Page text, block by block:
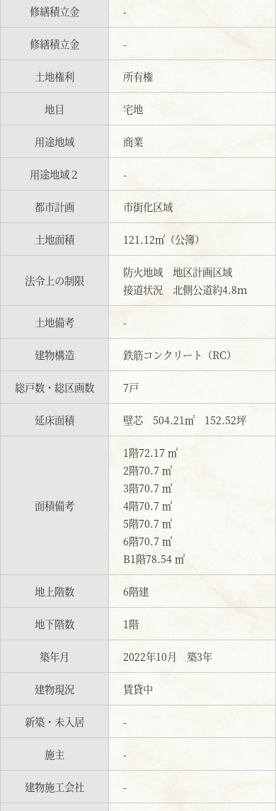
修繕積立金 -
修繕積立金 -
土地権利 所有権
地目 宅地
用途地域 商業
用途地域２ -
都市計画 市街化区域
土地面積 121.12㎡（公簿）
法令上の制限
防火地域 地区計画区域
接道状況 北側公道約4.8ｍ
土地備考 -
建物構造 鉄筋コンクリート（RC）
総戸数・総区画数 7戸
延床面積 壁芯 504.21㎡ 152.52坪
面積備考
1階72.17 ㎡
2階70.7 ㎡
3階70.7 ㎡
4階70.7 ㎡
5階70.7 ㎡
6階70.7 ㎡
B1階78.54 ㎡
地上階数 6階建
地下階数 1階
築年月 2022年10月 築3年
建物現況 賃貸中
新築・未入居 -
施主 -
建物施工会社 -